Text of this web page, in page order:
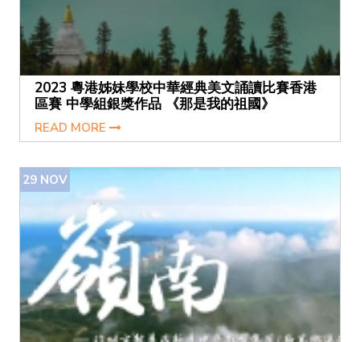
2023 粵港姊妹學校中華經典美文誦讀比賽香港
區賽 中學組銀獎作品 《那是我的祖國》
READ MORE
29 NOV